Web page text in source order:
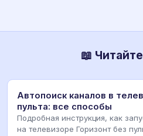
📖
Автопоиск каналов в
пульта: все способы
Подробная инструкция, как
на телевизоре Горизонт без